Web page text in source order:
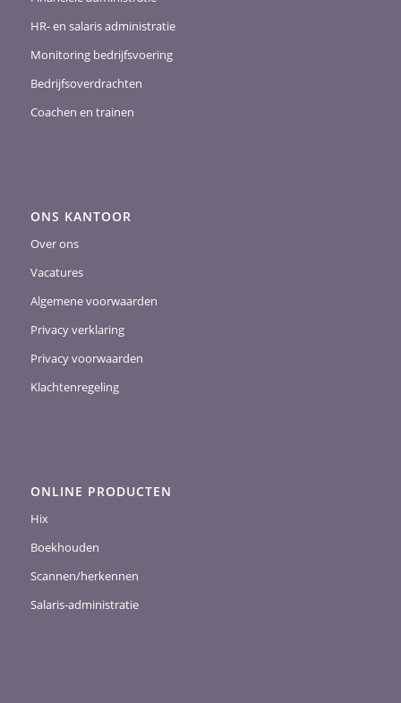
HR- en salaris administratie
Monitoring bedrijfsvoering
Bedrijfsoverdrachten
Coachen en trainen
ONS KANTOOR
Over ons
Vacatures
Algemene voorwaarden
Privacy verklaring
Privacy voorwaarden
Klachtenregeling
ONLINE PRODUCTEN
Hix
Boekhouden
Scannen/herkennen
Salaris-administratie